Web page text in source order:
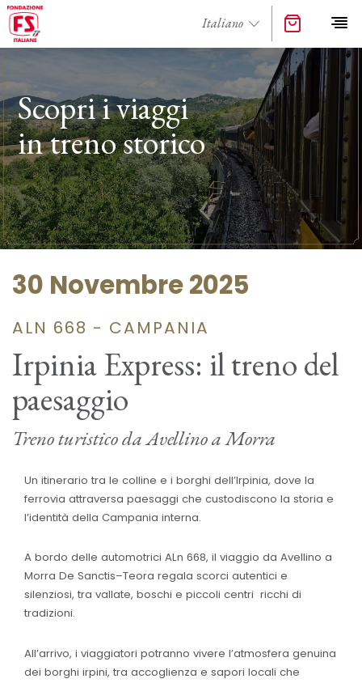
Scopri i viaggi
in treno storico
30 Novembre 2025
ALN 668 - CAMPANIA
Irpinia Express: il treno del
paesaggio
Treno turistico da Avellino a Morra
Un itinerario tra le colline e i borghi dell’Irpinia, dove la
ferrovia attraversa paesaggi che custodiscono la storia e
l’identità della Campania interna.
A bordo delle automotrici ALn 668, il viaggio da Avellino a
Morra De Sanctis–Teora regala scorci autentici e
silenziosi, tra vallate, boschi e piccoli centri ricchi di
tradizioni.
All’arrivo, i viaggiatori potranno vivere l’atmosfera genuina
dei borghi irpini, tra accoglienza e sapori locali che